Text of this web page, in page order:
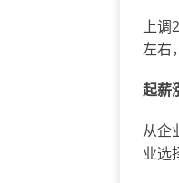
上调
左右
起薪
从企
业选